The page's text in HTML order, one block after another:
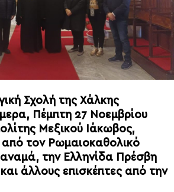
Σχολή της Χάλκης
Πέμπτη 27 Νοεμβρίου
Μεξικού Ιάκωβος,
τον Ρωμαιοκαθολικό
την Ελληνίδα Πρέσβη
άλλους επισκέπτες από την